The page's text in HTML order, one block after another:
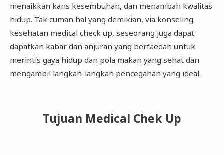
menaikkan kans kesembuhan, dan menambah kwalitas
hidup. Tak cuman hal yang demikian, via konseling
kesehatan medical check up, seseorang juga dapat
dapatkan kabar dan anjuran yang berfaedah untuk
merintis gaya hidup dan pola makan yang sehat dan
mengambil langkah-langkah pencegahan yang ideal.
Tujuan Medical Chek Up